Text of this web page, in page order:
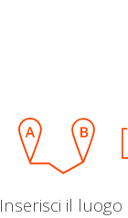
Inserisci il